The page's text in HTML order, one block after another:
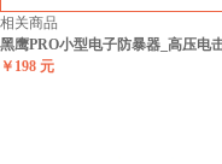
相关商品
黑鹰PRO小型电子防暴器_高压电
￥198 元